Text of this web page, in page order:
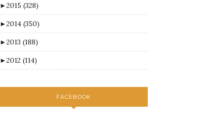
►2015 (328)
►2014 (350)
►2013 (188)
►2012 (114)
FACEBOOK